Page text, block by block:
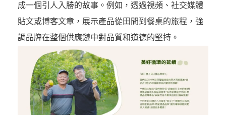
成一個引人入勝的故事。例如，透過視頻、社交媒體
貼文或博客文章，展示產品從田間到餐桌的旅程，強
調品牌在整個供應鏈中對品質和道德的堅持。